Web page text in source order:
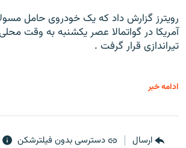
رویترز گزارش داد که یک خودروی حامل
آمریکا در گواتمالا عصر یکشنبه به وقت
تیراندازی قرار گرفت .
ادامه خبر
ارسال دسترسی بدون فیلترشکن